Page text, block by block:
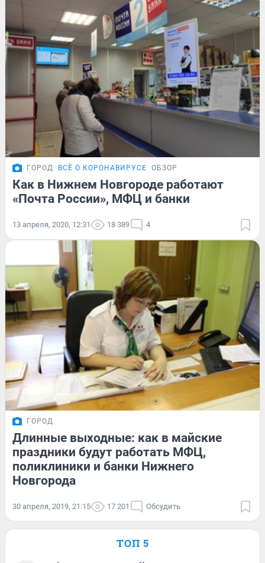
ГОРОД ВСЁ О КОРОНАВИРУСЕ ОБЗОР
Как в Нижнем Новгороде работают
«Почта России», МФЦ и банки
13 апреля, 2020, 12:31 18 389 4
ГОРОД
Длинные выходные: как в майские
праздники будут работать МФЦ,
поликлиники и банки Нижнего
Новгорода
30 апреля, 2019, 21:15 17 201 Обсудить
ТОП 5